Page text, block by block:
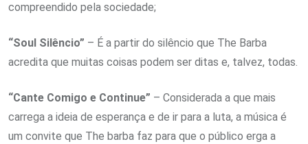
compreendido pela sociedade;
“Soul Silêncio” – É a partir do silêncio que The Barba
acredita que muitas coisas podem ser ditas e, talvez, todas.
“Cante Comigo e Continue” – Considerada a que mais
carrega a ideia de esperança e de ir para a luta, a música é
um convite que The barba faz para que o público erga a